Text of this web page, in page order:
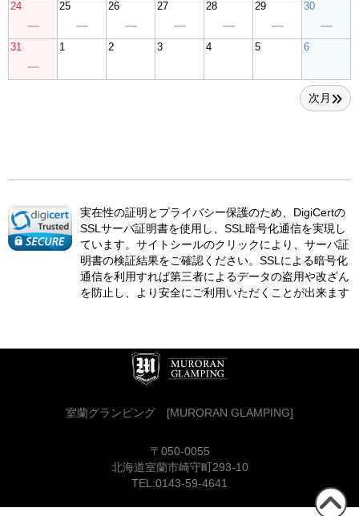
24 25 26 27 28 29 30
31 1 2 3 4 5 6
次月
実在性の証明とプライバシー保護のため、DigiCertの
SSLサーバ証明書を使用し、SSL暗号化通信を実現し
ています。サイトシールのクリックにより、サーバ証
明書の検証結果をご確認ください。SSLによる暗号化
通信を利用すれば第三者によるデータの盗用や改ざん
を防止し、より安全にご利用いただくことが出来ます
室蘭グランピング [MURORAN GLAMPING]
〒050-0055
北海道室蘭市崎守町293-10
TEL:0143-59-4641